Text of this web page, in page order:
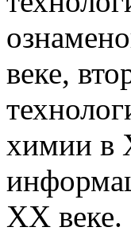
веке,
химии в
XX веке.